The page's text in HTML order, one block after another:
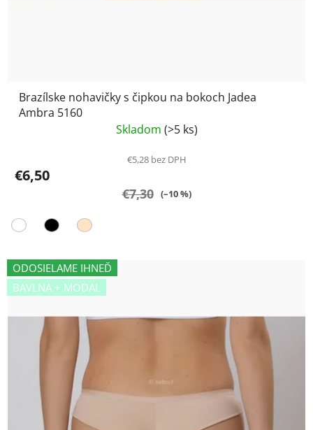
Brazílske nohavičky s čipkou na bokoch Jadea
Ambra 5160
Skladom (>5 ks)
€5,28 bez DPH
€6,50
€7,30 (–10 %)
ODOSIELAME IHNEĎ
BAVLNA + MODAL